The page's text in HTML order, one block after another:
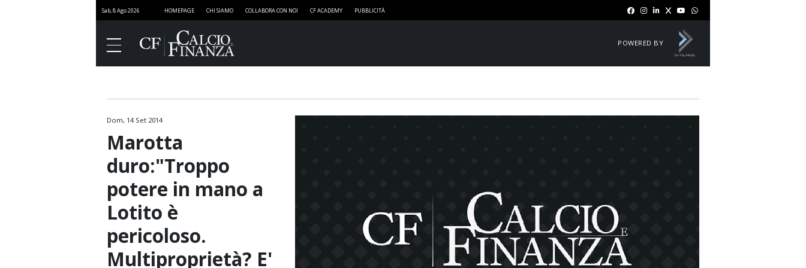
Sab, 8 Ago 2026 HOMEPAGE CHI SIAMO COLLABORA CON NOI CF ACADEMY PUBBLICITÀ
POWERED BY
Governance
Media
Stadi
Marketing
Sport e Finanza
SportNEXT
Dom, 14 Set 2014
Marotta
duro:"Troppo
potere in mano a
Lotito è
pericoloso.
Multiproprietà? E'